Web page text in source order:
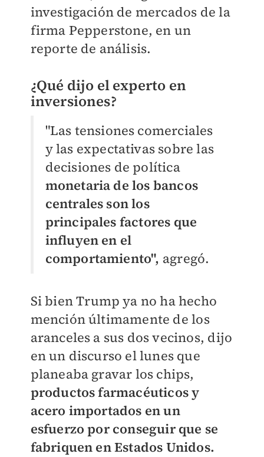
investigación de mercados de la
firma Pepperstone, en un
reporte de análisis.
¿Qué dijo el experto en
inversiones?
"Las tensiones comerciales
y las expectativas sobre las
decisiones de política
monetaria de los bancos
centrales son los
principales factores que
influyen en el
comportamiento", agregó.
Si bien Trump ya no ha hecho
mención últimamente de los
aranceles a sus dos vecinos, dijo
en un discurso el lunes que
planeaba gravar los chips,
productos farmacéuticos y
acero importados en un
esfuerzo por conseguir que se
fabriquen en Estados Unidos.